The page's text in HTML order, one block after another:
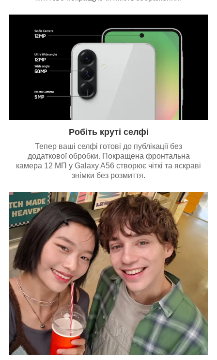
Робіть круті селфі
Тепер ваші селфі готові до публікації без
додаткової обробки. Покращена фронтальна
камера 12 МП у Galaxy A56 створює чіткі та яскраві
знімки без розмиття.